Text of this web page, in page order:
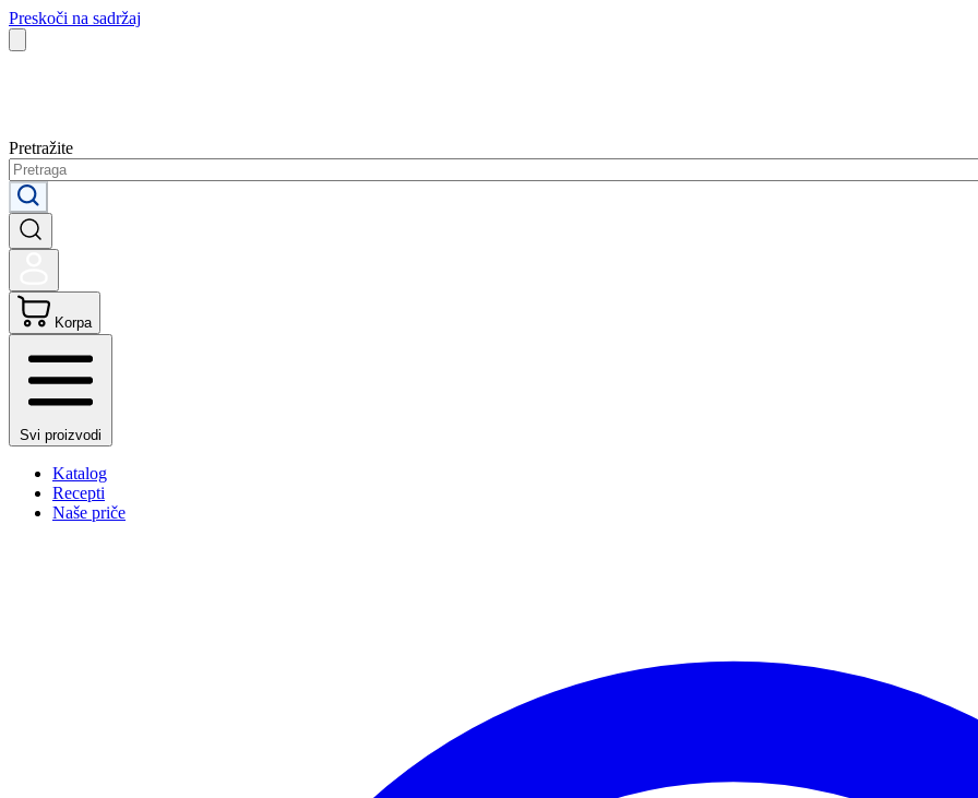
Preskoči na sadržaj
Pretražite
Korpa
Svi proizvodi
Katalog
Recepti
Naše priče